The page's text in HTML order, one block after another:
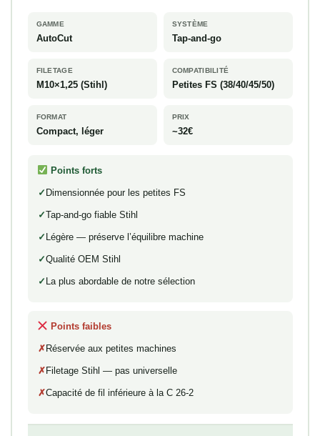
GAMME
AutoCut
SYSTÈME
Tap-and-go
FILETAGE
M10×1,25 (Stihl)
COMPATIBILITÉ
Petites FS (38/40/45/50)
FORMAT
Compact, léger
PRIX
~32€
Points forts
Dimensionnée pour les petites FS
Tap-and-go fiable Stihl
Légère — préserve l’équilibre machine
Qualité OEM Stihl
La plus abordable de notre sélection
Points faibles
Réservée aux petites machines
Filetage Stihl — pas universelle
Capacité de fil inférieure à la C 26-2